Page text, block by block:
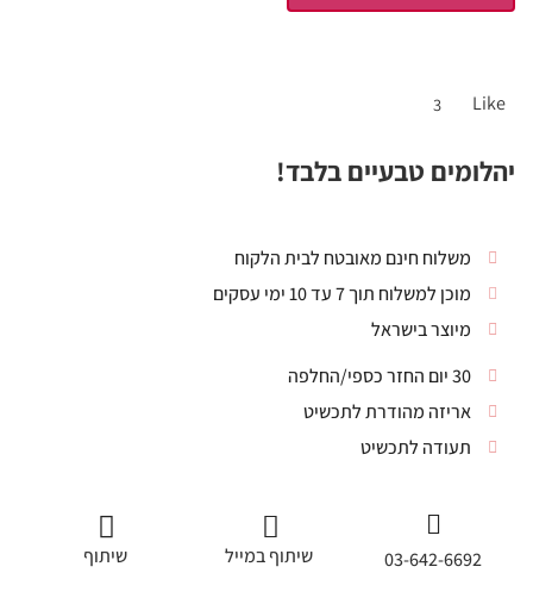
Like
3
יהלומים טבעיים בלבד!
משלוח חינם מאובטח לבית הלקוח
מוכן למשלוח תוך 7 עד 10 ימי עסקים
מיוצר בישראל
30 יום החזר כספי/החלפה
אריזה מהודרת לתכשיט
תעודה לתכשיט
03-642-6692 שיתוף במייל שיתוף